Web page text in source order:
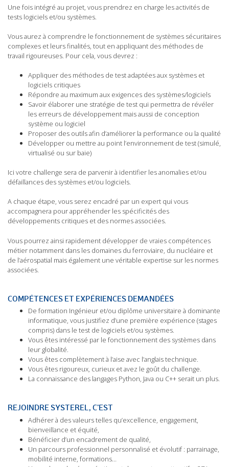
Une fois intégré au projet, vous prendrez en charge les activités de
tests logiciels et/ou systèmes.
Vous aurez à comprendre le fonctionnement de systèmes sécuritaires
complexes et leurs finalités, tout en appliquant des méthodes de
travail rigoureuses. Pour cela, vous devrez :
Appliquer des méthodes de test adaptées aux systèmes et
logiciels critiques
Répondre au maximum aux exigences des systèmes/logiciels
Savoir élaborer une stratégie de test qui permettra de révéler
les erreurs de développement mais aussi de conception
système ou logiciel
Proposer des outils afin d’améliorer la performance ou la qualité
Développer ou mettre au point l’environnement de test (simulé,
virtualisé ou sur baie)
Ici votre challenge sera de parvenir à identifier les anomalies et/ou
défaillances des systèmes et/ou logiciels.
A chaque étape, vous serez encadré par un expert qui vous
accompagnera pour appréhender les spécificités des
développements critiques et des normes associées.
Vous pourrez ainsi rapidement développer de vraies compétences
métier notamment dans les domaines du ferroviaire, du nucléaire et
de l’aérospatial mais également une véritable expertise sur les normes
associées.
COMPÉTENCES ET EXPÉRIENCES DEMANDÉES
De formation Ingénieur et/ou diplôme universitaire à dominante
informatique, vous justifiez d’une première expérience (stages
compris) dans le test de logiciels et/ou systèmes.
Vous êtes intéressé par le fonctionnement des systèmes dans
leur globalité.
Vous êtes complètement à l’aise avec l’anglais technique.
Vous êtes rigoureux, curieux et avez le goût du challenge.
La connaissance des langages Python, Java ou C++ serait un plus.
REJOINDRE SYSTEREL, C’EST
Adhérer à des valeurs telles qu’excellence, engagement,
bienveillance et équité,
Bénéficier d’un encadrement de qualité,
Un parcours professionnel personnalisé et évolutif : parrainage,
mobilité interne, formations…